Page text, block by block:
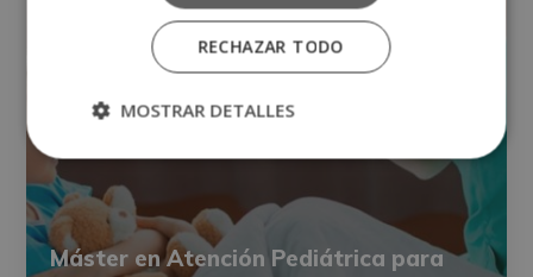
Máster en Atención Pediátrica para
RECHAZAR TODO
MOSTRAR DETALLES